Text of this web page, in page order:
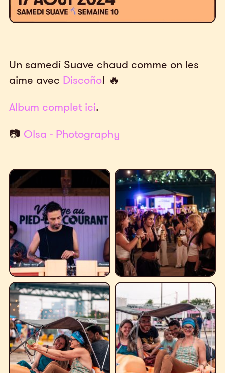
Un samedi Suave chaud comme on les
aime avec Discoño! 🔥
Album complet ici.
📷 Olsa - Photography